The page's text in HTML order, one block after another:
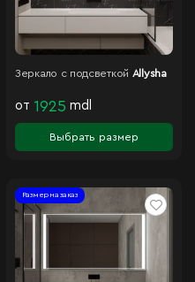
Зеркало с подсветкой Allysha
от 1925 mdl
Выбрать размер
Размер на заказ